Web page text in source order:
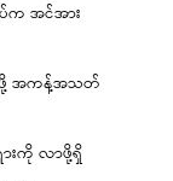
က အင်အား
ဖို့ အကန့်အသတ်
ားကို လာဖို့ရှိ